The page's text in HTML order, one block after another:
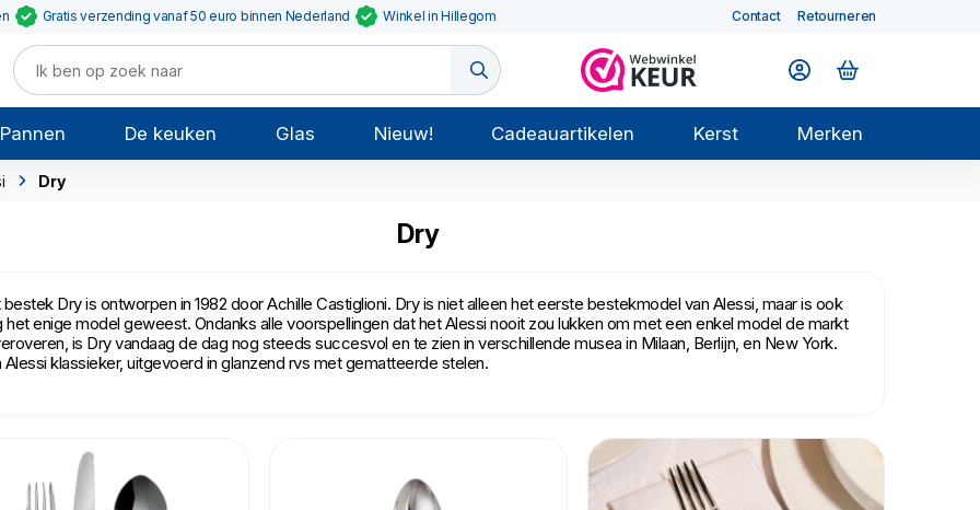
Gratis verzending vanaf 50 euro binnen Nederland Winkel in Hillegom Contact Retourneren
Pannen De keuken Glas Nieuw! Cadeauartikelen Kerst Merken
Dry
Dry
bestek Dry is ontworpen in 1982 door Achille Castiglioni. Dry is niet alleen het eerste bestekmodel van Alessi, maar is ook
het enige model geweest. Ondanks alle voorspellingen dat het Alessi nooit zou lukken om met een enkel model de markt
is Dry vandaag de dag nog steeds succesvol en te zien in verschillende musea in Milaan, Berlijn, en New York.
Alessi klassieker, uitgevoerd in glanzend rvs met gematteerde stelen.